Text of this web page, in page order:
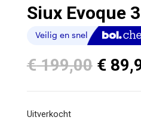
Siux Evoque
€199,00
prijs
was:
€
Uitverkocht